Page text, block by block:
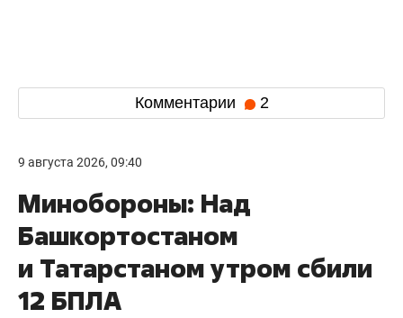
Комментарии 2
9 августа 2026, 09:40
Минобороны: Над
Башкортостаном
и Татарстаном утром сбили
12 БПЛА